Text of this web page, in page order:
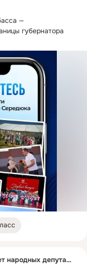
—
губернатора
Новокузнецкий городской Совет народных депутатов